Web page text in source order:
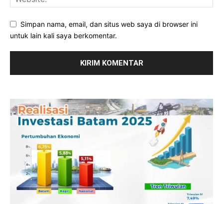
Simpan nama, email, dan situs web saya di browser ini
untuk lain kali saya berkomentar.